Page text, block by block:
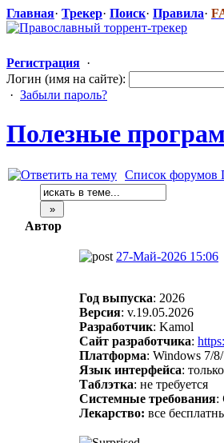
Главная· Трекер· Поиск· Правила·
Регистрация ·
Логин (имя на сайте):
· Забыли пароль?
Полезные
Список форумов
Автор
27-Май-2026 15:06
Год выпуска: 2026
Версия: v.19.05.2026
Разработчик: Kamol
Сайт разработчика:
Платформа: Windows 7/8/
Язык интерфейса:
Таблэтка: не требуется
Системные требования:
Лекарство: все